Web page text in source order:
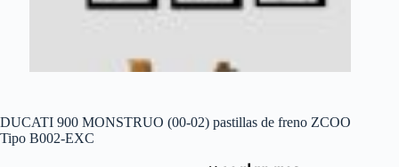
DUCATI 900 MONSTRUO (00-02) pastillas de freno ZCOO
Tipo B002-EXC